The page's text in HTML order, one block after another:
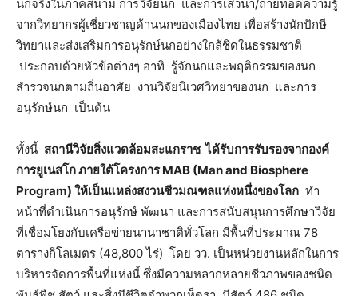
นกจริงในภาคสนาม การวิจัยนก และการเสวนา/ถ่ายทอดความรู้
จากวิทยากรผู้เชี่ยวชาญด้านนกของเมืองไทย เพื่อสร้างนักปักษี
วิทยาและส่งเสริมการอนุรักษ์นกอย่างใกล้ชิดในธรรมชาติ
ประกอบด้วยหัวข้อต่างๆ อาทิ รู้จักนกและพฤติกรรมของนก
สำรวจนกตามถิ่นอาศัย งานวิจัยนิเวศวิทยาของนก และการ
อนุรักษ์นก เป็นต้น
ทั้งนี้ สถานีวิจัยสิ่งแวดล้อมสะแกราช ได้รับการรับรองจากองค์
การยูเนสโก ภายใต้โครงการMAB (Man and Biosphere
Program) ให้เป็นแหล่งสงวนชีวมณฑลแห่งหนึ่งของโลก ทำ
หน้าที่ดำเนินการอนุรักษ์ พัฒนา และการสนับสนุนการศึกษาวิจัย
ที่เชื่อมโยงกับเครือข่ายนานาชาติทั่วโลก มีพื้นที่ประมาณ 78
ตารางกิโลเมตร (48,800 ไร่) โดย วว. เป็นหน่วยงานหลักในการ
บริหารจัดการพื้นที่แห่งนี้ ซึ่งมีความหลากหลายชีวภาพของชนิด